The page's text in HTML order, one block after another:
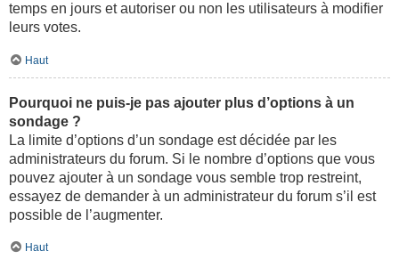
temps en jours et autoriser ou non les utilisateurs à modifier
leurs votes.
Haut
Pourquoi ne puis-je pas ajouter plus d’options à un
sondage ?
La limite d’options d’un sondage est décidée par les
administrateurs du forum. Si le nombre d’options que vous
pouvez ajouter à un sondage vous semble trop restreint,
essayez de demander à un administrateur du forum s’il est
possible de l’augmenter.
Haut